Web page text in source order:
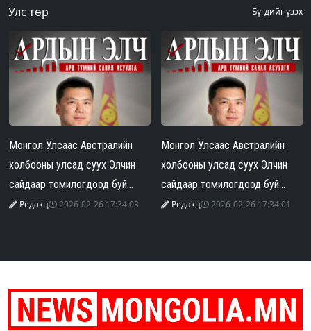
Улс төр Бүгдийг үзэх
Монгол Улсаас Австралийн
холбооны улсад суух Элчин
сайдаар томилогдоод буй
Г.Тэнгэр эхнэрээ зодож, гэр
Редакц 2026-02-26 17:34:03
Монгол Улсаас Австралийн
холбооны улсад суух Элчин
сайдаар томилогдоод буй
Г.Тэнгэр эхнэрээ зодож, гэр
Редакц 2026-02-26 17:34:01